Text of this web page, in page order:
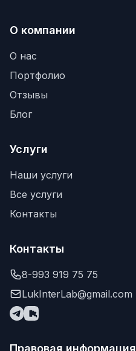
О компании
О нас
Портфолио
Отзывы
Блог
Услуги
Наши услуги
Все услуги
Контакты
Контакты
8-993 919 75 75
LukInterLab@gmail.com
Правовая информация